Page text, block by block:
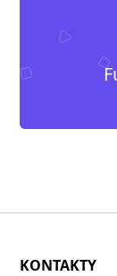
KONTAKTY